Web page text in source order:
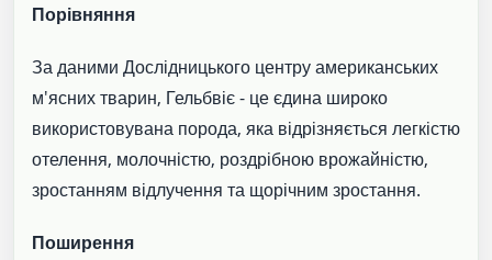
Порівняння
За даними Дослідницького центру американських
м'ясних тварин, Гельбвіє - це єдина широко
використовувана порода, яка відрізняється легкістю
отелення, молочністю, роздрібною врожайністю,
зростанням відлучення та щорічним зростання.
Поширення